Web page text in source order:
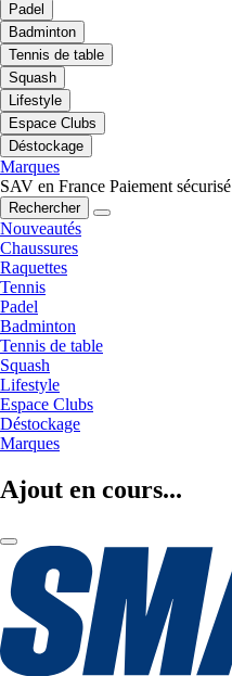
Padel
Badminton
Tennis de table
Squash
Lifestyle
Espace Clubs
Déstockage
Marques
SAV en France Paiement sécurisé
Rechercher
Nouveautés
Chaussures
Raquettes
Tennis
Padel
Badminton
Tennis de table
Squash
Lifestyle
Espace Clubs
Déstockage
Marques
Ajout en cours...